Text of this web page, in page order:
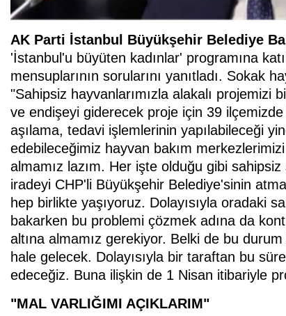
AK Parti İstanbul Büyükşehir Belediye
'İstanbul'u büyüten kadınlar' programına
mensuplarının sorularını yanıtladı. Sokak
"Sahipsiz hayvanlarımızla alakalı projemizi
ve endişeyi giderecek proje için 39 ilçemizde
aşılama, tedavi işlemlerinin yapılabileceği
edebileceğimiz hayvan bakım
almamız lazım. Her işte olduğu gibi
iradeyi CHP'li Büyükşehir Belediye'sinin
hep birlikte yaşıyoruz. Dolayısıyla oradaki
bakarken bu problemi çözmek adına da
altına almamız gerekiyor. Belki de bu
hale gelecek. Dolayısıyla bir taraftan bu
edeceğiz. Buna ilişkin de 1 Nisan itibariyle
"MAL VARLIĞIMI AÇIKLARIM"